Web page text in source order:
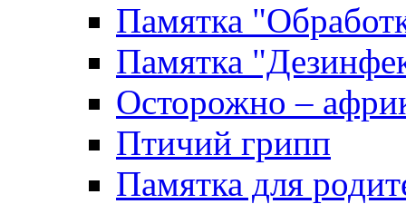
Памятка
Памятка
Осторожно –
Птичий грипп
Памятка для